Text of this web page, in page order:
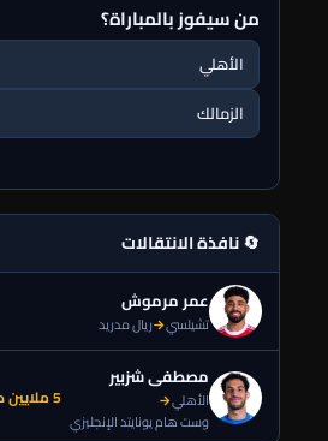
من سيفوز بالمباراة؟
الأهلي
الزمالك
🔄 نافذة الانتقالات
عمر مرموش
تشيلسي→ريال مدريد
مصطفى شزبير
الأهلي→
وست هام يونايتد الإنجليزي
5 ملايين دولا